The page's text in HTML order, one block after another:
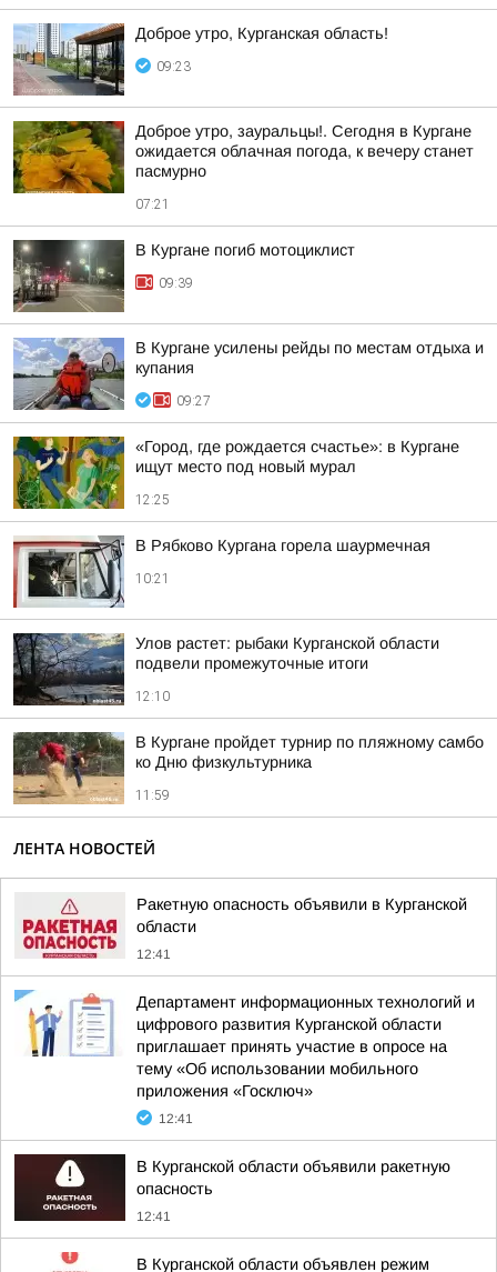
Доброе утро, Курганская область!
09:23
Доброе утро, зауральцы!. Сегодня в Кургане
ожидается облачная погода, к вечеру станет
пасмурно
07:21
В Кургане погиб мотоциклист
09:39
В Кургане усилены рейды по местам отдыха и
купания
09:27
«Город, где рождается счастье»: в Кургане
ищут место под новый мурал
12:25
В Рябково Кургана горела шаурмечная
10:21
Улов растет: рыбаки Курганской области
подвели промежуточные итоги
12:10
В Кургане пройдет турнир по пляжному самбо
ко Дню физкультурника
11:59
ЛЕНТА НОВОСТЕЙ
Ракетную опасность объявили в Курганской
области
12:41
Департамент информационных технологий и
цифрового развития Курганской области
приглашает принять участие в опросе на
тему «Об использовании мобильного
приложения «Госключ»
12:41
В Курганской области объявили ракетную
опасность
12:41
В Курганской области объявлен режим